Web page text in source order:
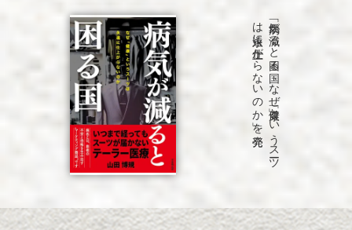
「病気が
減る
と
困る
国
な
ぜ
「健康」と
い
う
ス
ーツ
は
永遠に
仕上が
ら
な
い
の
か
」を
発売